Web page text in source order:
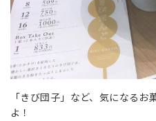
「きび団子」など、気になる
よ！